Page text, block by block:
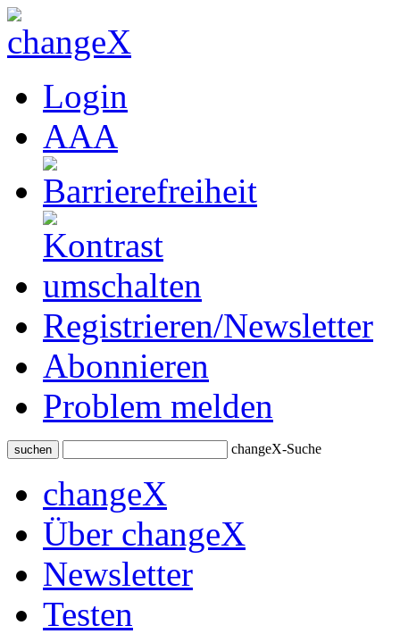
Login
AAA
Registrieren/Newsletter
Abonnieren
Problem melden
suchen changeX-Suche
changeX
Über changeX
Newsletter
Testen